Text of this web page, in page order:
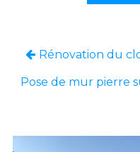
Rénovation du
Pose de mur pierre